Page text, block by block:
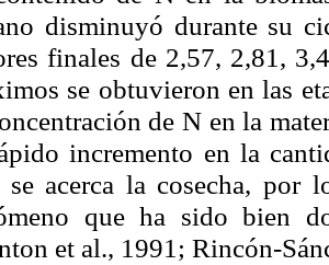
disminuyó durante su
finales de 2,57, 2,81,
se obtuvieron en las
de N en la
incremento en la
se acerca la cosecha, por
que ha sido bien
et al., 1991; Rincón-